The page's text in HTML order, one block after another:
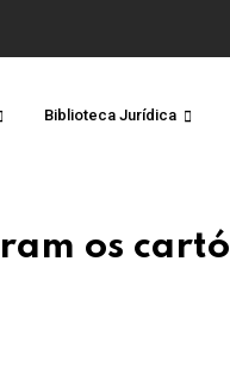
Biblioteca Jurídica
os